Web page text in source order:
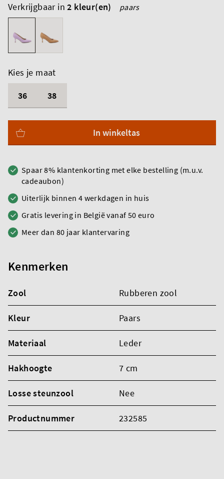
Verkrijgbaar in2 kleur(en) paars
Kies je maat
36
38
In winkeltas
Spaar 8% klantenkorting met elke bestelling (m.u.v.
cadeaubon)
Uiterlijk binnen 4 werkdagen in huis
Gratis levering in België vanaf 50 euro
Meer dan 80 jaar klantervaring
Kenmerken
Zool Rubberen zool
Kleur Paars
Materiaal Leder
Hakhoogte 7 cm
Losse steunzool Nee
Productnummer 232585